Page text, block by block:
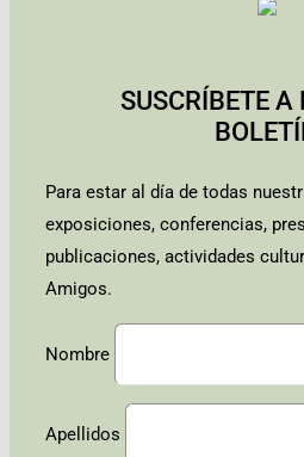
SUSCRÍBETE A
Para estar al día de todas
exposiciones, conferencias,
publicaciones, actividades
Amigos.
Nombre
Apellidos